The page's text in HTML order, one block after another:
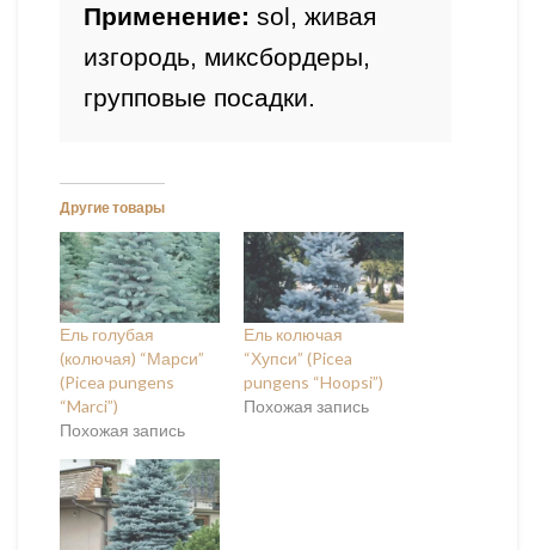
Применение: sol, живая
изгородь, миксбордеры,
групповые посадки.
Другие товары
Ель голубая
(колючая) “Марси”
(Picea pungens
“Marci”)
Похожая запись
Ель колючая
“Хупси” (Picea
pungens “Hoopsi”)
Похожая запись